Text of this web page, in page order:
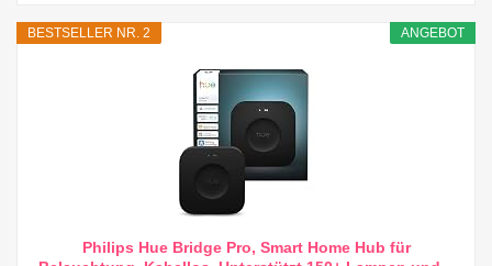
ANGEBOT
BESTSELLER NR. 2
Philips Hue Bridge Pro, Smart Home Hub für